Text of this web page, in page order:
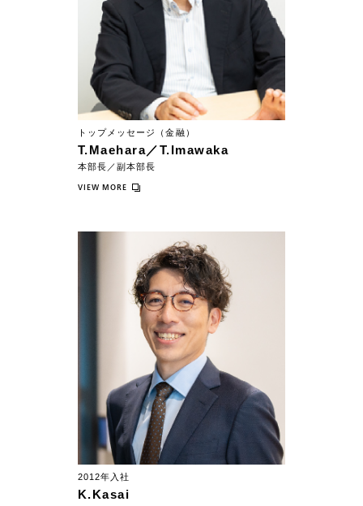
トップメッセージ（金融）
T.Maehara／T.Imawaka
本部長／副本部長
VIEW MORE
2012年入社
K.Kasai